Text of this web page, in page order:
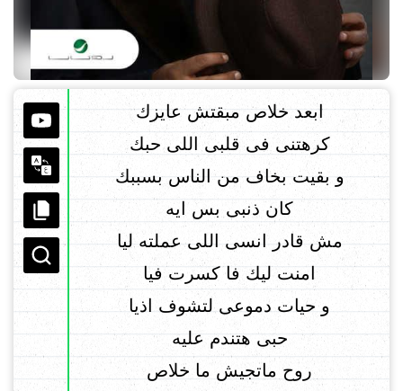
ابعد خلاص مبقتش عايزك
كرهتنى فى قلبى اللى حبك
و بقيت بخاف من الناس بسببك
كان ذنبى بس ايه
مش قادر انسى اللى عملته ليا
امنت ليك فا كسرت فيا
و حيات دموعى لتشوف اذيا
حبى هتندم عليه
روح ماتجيش ما خلاص